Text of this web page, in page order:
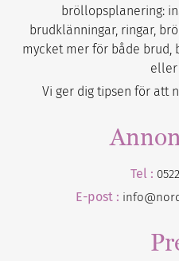
bröllopsplanering:
brudklänningar, ringar,
mycket mer för både brud,
eller
Vi ger dig tipsen för att
Tel :
E-post :